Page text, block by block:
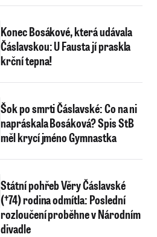
Konec Bosákové, která udávala
Čáslavskou: U Fausta jí praskla
krční tepna!
Šok po smrti Čáslavské: Co na ni
napráskala Bosáková? Spis StB
měl krycí jméno Gymnastka
Státní pohřeb Věry Čáslavské
(†74) rodina odmítla: Poslední
rozloučení proběhne v Národním
divadle